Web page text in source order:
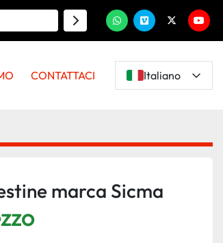
whatsappvimeotwitter
CONTATTACI Italiano
marca Sicma